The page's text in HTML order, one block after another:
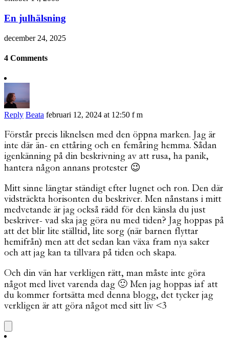
En julhälsning
december 24, 2025
4 Comments
Reply Beata februari 12, 2024 at 12:50 f m
Förstår precis liknelsen med den öppna marken. Jag är
inte där än- en ettåring och en femåring hemma. Sådan
igenkänning på din beskrivning av att rusa, ha panik,
hantera någon annans protester 😉
Mitt sinne längtar ständigt efter lugnet och ron. Den där
vidsträckta horisonten du beskriver. Men nånstans i mitt
medvetande är jag också rädd för den känsla du just
beskriver- vad ska jag göra nu med tiden? Jag hoppas på
att det blir lite ställtid, lite sorg (när barnen flyttar
hemifrån) men att det sedan kan växa fram nya saker
och att jag kan ta tillvara på tiden och skapa.
Och din vän har verkligen rätt, man måste inte göra
något med livet varenda dag 🙂 Men jag hoppas iaf att
du kommer fortsätta med denna blogg, det tycker jag
verkligen är att göra något med sitt liv <3